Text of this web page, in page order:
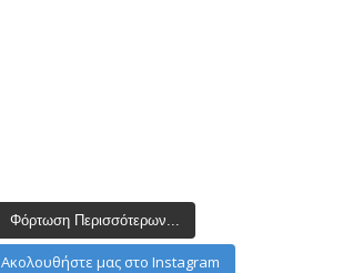
Φόρτωση Περισσότερων...
Ακολουθήστε μας στο Instagram